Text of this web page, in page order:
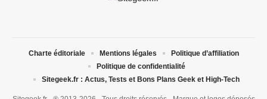
Charte éditoriale Mentions légales
Politique d’affiliation
Politique de confidentialité
Sitegeek.fr : Actus, Tests et Bons Plans Geek et High-Tech